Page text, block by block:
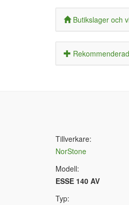
Butikslager och
Tillverkare:
NorStone
Modell:
ESSE 140 AV
Typ: